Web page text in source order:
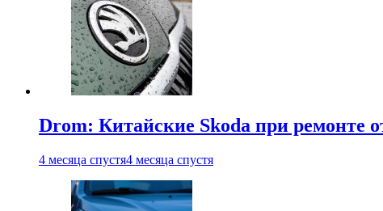
Drom: Китайские Skoda при ремонте
4 месяца спустя4 месяца спустя